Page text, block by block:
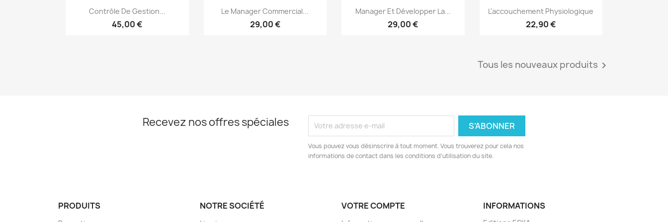
Aperçu rapide
Contrôle De Gestion...
45,00 €
Aperçu rapide
Le Manager Commercial...
29,00 €
Aperçu rapide
Manager Et Développer La...
29,00 €
Aperçu rapide
L'accouchement Physiologique
22,90 €
Tous les nouveaux produits 
Recevez nos offres spéciales
Vous pouvez vous désinscrire à tout moment. Vous trouverez pour cela nos
informations de contact dans les conditions d'utilisation du site.
PRODUITS NOTRE SOCIÉTÉ VOTRE COMPTE INFORMATIONS